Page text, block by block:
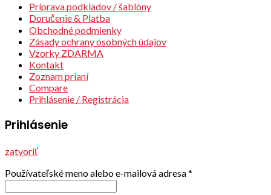
Príprava podkladov / šablóny
Doručenie & Platba
Obchodné podmienky
Zásady ochrany osobných údajov
Vzorky ZDARMA
Kontakt
Zoznam prianí
Compare
Prihlásenie / Registrácia
Prihlásenie
zatvoriť
Používateľské meno alebo e-mailová adresa*